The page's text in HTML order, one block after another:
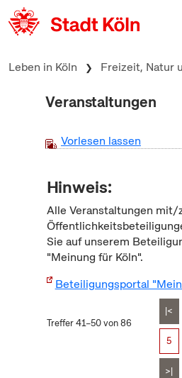
zum Inhalt springen
Leben in Köln Freizeit, Natur
Veranstaltungen
Vorlesen lassen
Hinweis:
Alle Veranstaltungen mit/
Sie auf unserem
"Meinung für Köln".
Beteiligungsportal
Treffer 41–50 von 86
|<
5
>|